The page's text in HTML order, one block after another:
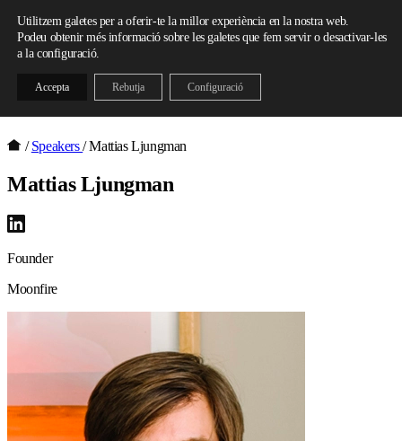
Skip to content
/ Speakers/ Mattias Ljungman
Mattias Ljungman
Founder
Moonfire
Utilitzem galetes per a oferir-te la millor experiència en la nostra web.
Podeu obtenir més informació sobre les galetes que fem servir o desactivar-les
a la configuració.
Accepta Rebutja Configuració